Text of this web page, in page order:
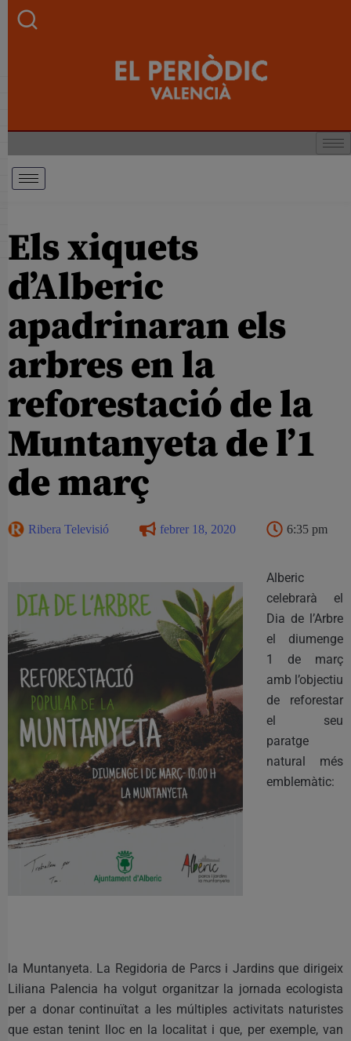
Els xiquets
d’Alberic
apadrinaran els
arbres en la
reforestació de la
Muntanyeta de l’1
de març
Ribera Televisió febrer 18, 2020 6:35 pm
Alberic
celebrarà el
Dia de l’Arbre
el diumenge
1 de març
amb l’objectiu
de reforestar
el seu
paratge
natural més
emblemàtic:
la Muntanyeta. La Regidoria de Parcs i Jardins que dirigeix
Liliana Palencia ha volgut organitzar la jornada ecologista
per a donar continuïtat a les múltiples activitats naturistes
que estan tenint lloc en la localitat i que, per exemple, van